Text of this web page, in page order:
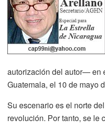
autorización del autor— en
Guatemala, el 10 de mayo
Su escenario es el norte
revolución. Por tanto, se le